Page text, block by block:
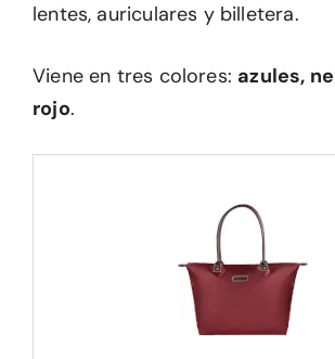
lentes, auriculares y billetera.
Viene en tres colores: azules,
rojo.